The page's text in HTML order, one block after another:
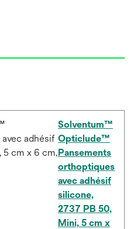
Solventum™
Opticlude™
Pansements
orthoptiques
avec adhésif
silicone,
2737 PB 50,
Mini, 5 cm x